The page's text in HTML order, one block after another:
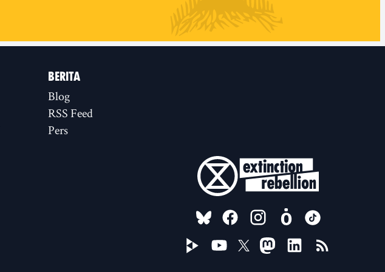
BERITA
Blog
RSS Feed
Pers
FOLLOW US ON